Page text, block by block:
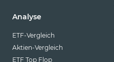
Analyse
ETF-Vergleich
Aktien-Vergleich
ETF Top Flop